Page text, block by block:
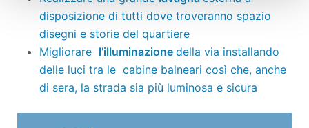
disposizione di tutti dove troveranno spazio
disegni e storie del quartiere
Migliorare l’illuminazione della via installando
delle luci tra le cabine balneari così che, anche
di sera, la strada sia più luminosa e sicura